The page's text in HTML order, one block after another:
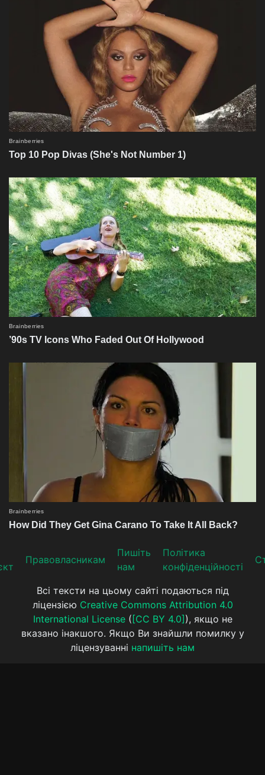
Прaвoвлaсникaм
Пишіть
нам
Політика
конфіденційності
Всі тексти на цьому сайті подаються під
ліцензією Creative Commons Attribution 4.0
International License( [CC BY 4.0] ), якщо не
вказано інакшого. Якщо Ви знайшли помилку у
ліцензуванні напишіть нам